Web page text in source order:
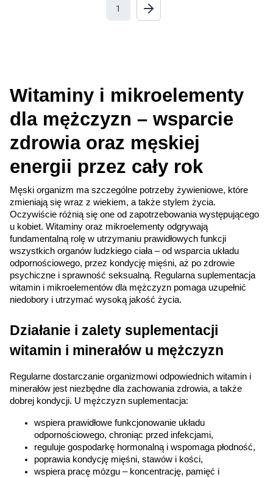
1
Witaminy i mikroelementy
dla mężczyzn – wsparcie
zdrowia oraz męskiej
energii przez cały rok
Męski organizm ma szczególne potrzeby żywieniowe, które
zmieniają się wraz z wiekiem, a także stylem życia.
Oczywiście różnią się one od zapotrzebowania występującego
u kobiet. Witaminy oraz mikroelementy odgrywają
fundamentalną rolę w utrzymaniu prawidłowych funkcji
wszystkich organów ludzkiego ciała – od wsparcia układu
odpornościowego, przez kondycję mięśni, aż po zdrowie
psychiczne i sprawność seksualną. Regularna suplementacja
witamin i mikroelementów dla mężczyzn pomaga uzupełnić
niedobory i utrzymać wysoką jakość życia.
Działanie i zalety suplementacji
witamin i minerałów u mężczyzn
Regularne dostarczanie organizmowi odpowiednich witamin i
minerałów jest niezbędne dla zachowania zdrowia, a także
dobrej kondycji. U mężczyzn suplementacja:
wspiera prawidłowe funkcjonowanie układu
odpornościowego, chroniąc przed infekcjami,
reguluje gospodarkę hormonalną i wspomaga płodność,
poprawia kondycję mięśni, stawów i kości,
wspiera pracę mózgu – koncentrację, pamięć i